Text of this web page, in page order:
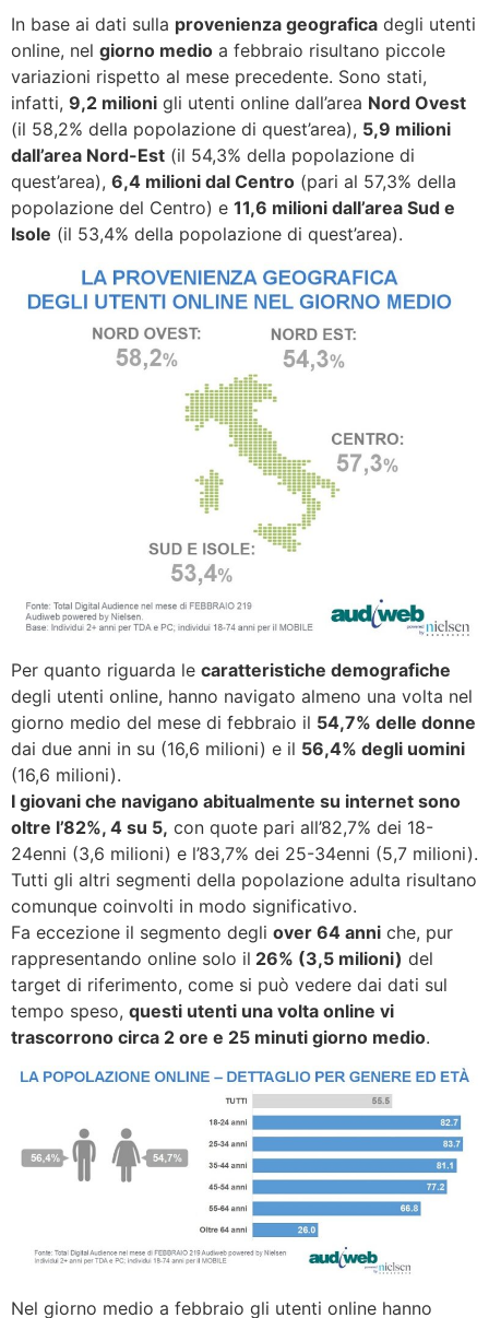
In base ai dati sulla provenienza geografica degli utenti
online, nel giorno medio a febbraio risultano piccole
variazioni rispetto al mese precedente. Sono stati,
infatti, 9,2 milioni gli utenti online dall’area Nord Ovest
(il 58,2% della popolazione di quest’area), 5,9 milioni
dall’area Nord-Est (il 54,3% della popolazione di
quest’area), 6,4 milioni dal Centro (pari al 57,3% della
popolazione del Centro) e 11,6 milioni dall’area Sud e
Isole (il 53,4% della popolazione di quest’area).
Per quanto riguarda le caratteristiche demografiche
degli utenti online, hanno navigato almeno una volta nel
giorno medio del mese di febbraio il 54,7% delle donne
dai due anni in su (16,6 milioni) e il 56,4% degli uomini
(16,6 milioni).
I giovani che navigano abitualmente su internet sono
oltre l’82%, 4 su 5, con quote pari all’82,7% dei 18-
24enni (3,6 milioni) e l’83,7% dei 25-34enni (5,7 milioni).
Tutti gli altri segmenti della popolazione adulta risultano
comunque coinvolti in modo significativo.
Fa eccezione il segmento degli over 64 anni che, pur
rappresentando online solo il 26% (3,5 milioni) del
target di riferimento, come si può vedere dai dati sul
tempo speso, questi utenti una volta online vi
trascorrono circa 2 ore e 25 minuti giorno medio.
Nel giorno medio a febbraio gli utenti online hanno